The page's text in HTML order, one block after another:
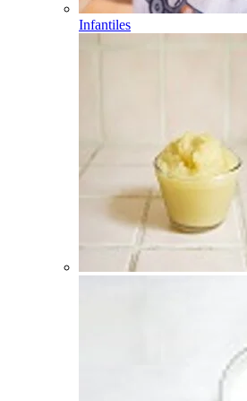
Infantiles